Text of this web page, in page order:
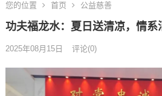
您的位置 首页 公益慈善
功夫福龙水：夏日送清凉，情系
2025年08月15日 评论(0)